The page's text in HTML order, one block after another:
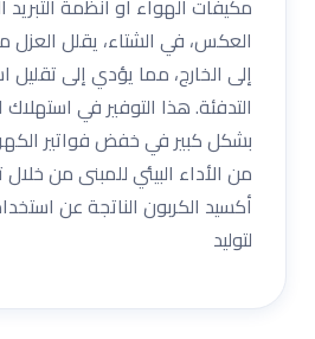
مكيفات الهواء أو أنظمة
العكس، في الشتاء، يقلل العزل
إلى الخارج، مما يؤدي إلى
التدفئة. هذا التوفير في
بشكل كبير في خفض فواتير
من الأداء البيئي للمبنى من خلال
أكسيد الكربون الناتجة عن
لتوليد